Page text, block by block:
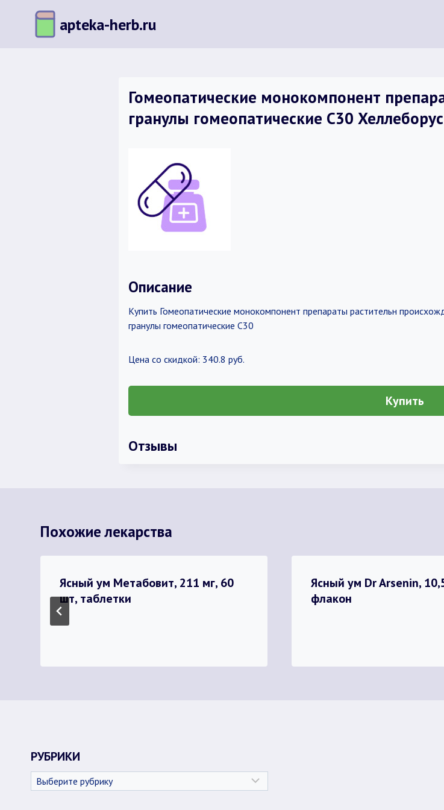
содержимому
apteka-herb.ru
Гомеопатические монокомпонент
гранулы гомеопатические C30
Описание
Купить Гомеопатические монокомпонент препараты растительн
гранулы гомеопатические C30
Цена со скидкой: 340.8 руб.
Купить
Отзывы
Похожие лекарства
Ясный ум Метабовит, 211 мг, 60
шт, таблетки
Ясный ум Dr Arsenin,
флакон
РУБРИКИ
Рубрики